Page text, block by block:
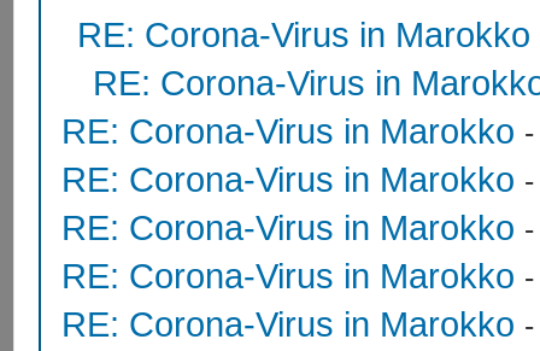
RE: Corona-Virus in Marokko
RE: Corona-Virus in
RE: Corona-Virus in Marokko
RE: Corona-Virus in Marokko
RE: Corona-Virus in Marokko
RE: Corona-Virus in Marokko
RE: Corona-Virus in Marokko